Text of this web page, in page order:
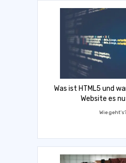
Was ist HTML5 und
Website es
Wie